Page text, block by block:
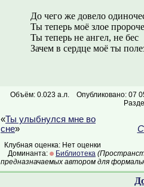
До чего же довело
Ты теперь моё злое
Ты теперь не ангел, не бес
Зачем в сердце моё ты
Объём: 0.023 а.л.
Опубликовано: 07
«Ты улыбнулся мне во
сне»
Клубная оценка: Нет оценки
Доминанта:
Библиотека
предназначаемых автором для